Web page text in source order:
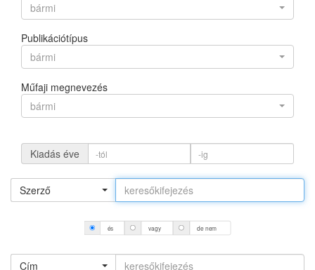
bármi
Publikációtípus
bármi
Műfaji megnevezés
bármi
Kiadás éve
Szerző
és vagy de nem
Cím